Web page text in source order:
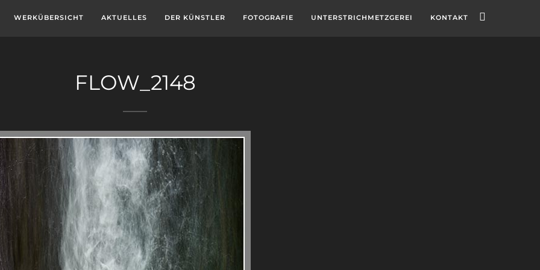
WERKÜBERSICHT AKTUELLES DER KÜNSTLER FOTOGRAFIE UNTERSTRICHMETZGEREI KONTAKT
FLOW_2148